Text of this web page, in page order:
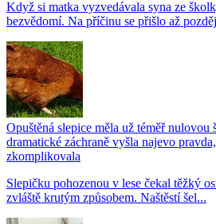
Když si matka vyzvedávala syna ze
bezvědomí. Na příčinu se přišlo až
Opuštěná slepice měla už téměř nulovou
dramatické záchraně vyšla najevo
zkomplikovala
Slepičku pohozenou v lese čekal těžký
zvláště krutým způsobem. Naštěstí šel...